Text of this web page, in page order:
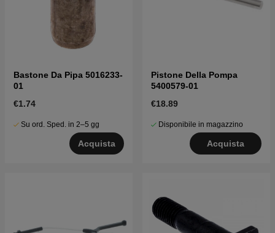
Bastone Da Pipa 5016233-
01
€1.74
Su ord. Sped. in 2–5 gg
Acquista
Pistone Della Pompa
5400579-01
€18.89
Disponibile in magazzino
Acquista